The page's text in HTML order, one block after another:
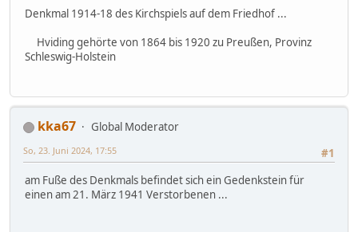
Denkmal 1914-18 des Kirchspiels auf dem Friedhof ...
Hviding gehörte von 1864 bis 1920 zu Preußen, Provinz
Schleswig-Holstein
kka67
Global Moderator
#1
So, 23. Juni 2024, 17:55
am Fuße des Denkmals befindet sich ein Gedenkstein für
einen am 21. März 1941 Verstorbenen ...